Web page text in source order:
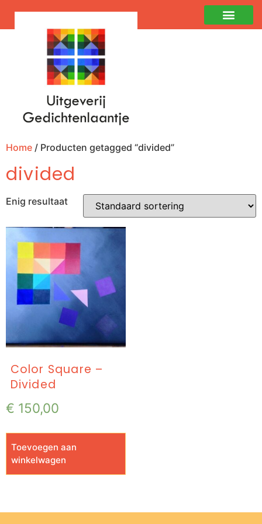
Home / Producten getagged “divided”
divided
Enig resultaat
Color Square –
Divided
€ 150,00
Toevoegen aan
winkelwagen